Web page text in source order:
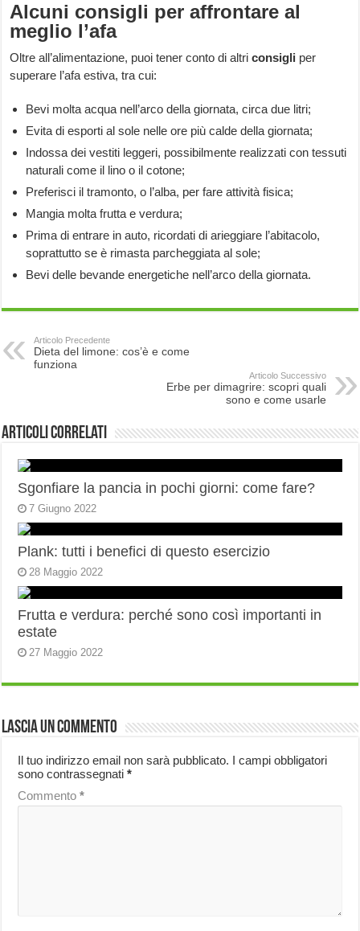
Alcuni consigli per affrontare al
meglio l’afa
Oltre all’alimentazione, puoi tener conto di altriconsigli per
superare l’afa estiva, tra cui:
Bevi molta acqua nell’arco della giornata, circa due litri;
Evita di esporti al sole nelle ore più calde della giornata;
Indossa dei vestiti leggeri, possibilmente realizzati con tessuti
naturali come il lino o il cotone;
Preferisci il tramonto, o l’alba, per fare attività fisica;
Mangia molta frutta e verdura;
Prima di entrare in auto, ricordati di arieggiare l’abitacolo,
soprattutto se è rimasta parcheggiata al sole;
Bevi delle bevande energetiche nell’arco della giornata.
Articolo Precedente
Dieta del limone: cos’è e come
funziona
Articolo Successivo
Erbe per dimagrire: scopri quali
sono e come usarle
Articoli correlati
Sgonfiare la pancia in pochi giorni: come fare?
7 Giugno 2022
Plank: tutti i benefici di questo esercizio
28 Maggio 2022
Frutta e verdura: perché sono così importanti in
estate
27 Maggio 2022
Lascia un commento
Il tuo indirizzo email non sarà pubblicato. I campi obbligatori
sono contrassegnati*
Commento*